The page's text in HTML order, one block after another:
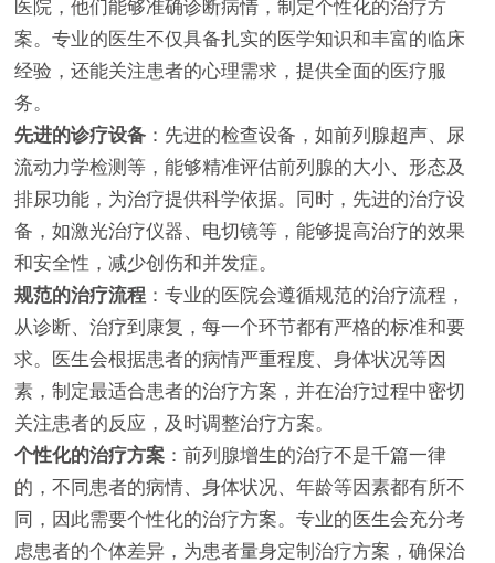
医院，他们能够准确诊断病情，制定个性化的治疗方
案。专业的医生不仅具备扎实的医学知识和丰富的临床
经验，还能关注患者的心理需求，提供全面的医疗服
务。
先进的诊疗设备 ：先进的检查设备，如前列腺超声、尿
流动力学检测等，能够精准评估前列腺的大小、形态及
排尿功能，为治疗提供科学依据。同时，先进的治疗设
备，如激光治疗仪器、电切镜等，能够提高治疗的效果
和安全性，减少创伤和并发症。
规范的治疗流程 ：专业的医院会遵循规范的治疗流程，
从诊断、治疗到康复，每一个环节都有严格的标准和要
求。医生会根据患者的病情严重程度、身体状况等因
素，制定最适合患者的治疗方案，并在治疗过程中密切
关注患者的反应，及时调整治疗方案。
个性化的治疗方案 ：前列腺增生的治疗不是千篇一律
的，不同患者的病情、身体状况、年龄等因素都有所不
同，因此需要个性化的治疗方案。专业的医生会充分考
虑患者的个体差异，为患者量身定制治疗方案，确保治